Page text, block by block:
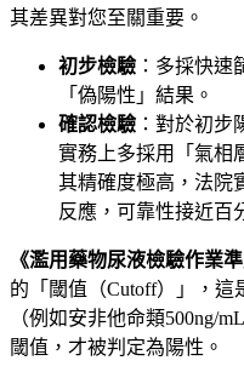
其差異對您至關重要。
初步檢驗 ：多採快速
「偽陽性」結果。
確認檢驗 ：對於初步
實務上多採用「氣相
其精確度極高，法院
反應，可靠性接近百
《濫用藥物尿液檢驗作業
的「閾值（Cutoff）」，
（例如安非他命類500ng/
閾值，才被判定為陽性。